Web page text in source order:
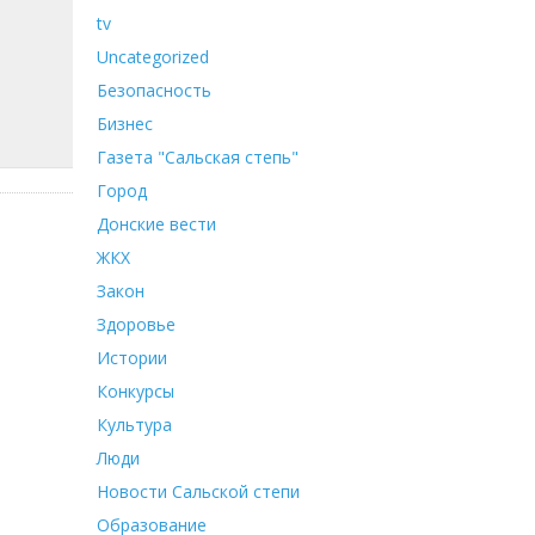
tv
Uncategorized
Безопасность
Бизнес
Газета "Сальская степь"
Город
Донские вести
ЖКХ
Закон
Здоровье
Истории
Конкурсы
Культура
Люди
Новости Сальской степи
Образование